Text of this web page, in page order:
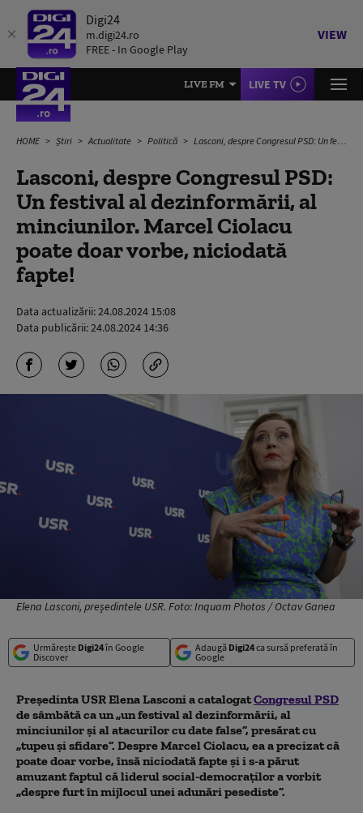
Digi24
m.digi24.ro
FREE - In Google Play
VIEW
LIVE FM LIVE TV
HOME Știri Actualitate Politică Lasconi, despre Congresul PSD: Un festival al dezinformării, al minciunilor. Marcel Ciolacu poate doar vorbe, niciodată fapte!
Lasconi, despre Congresul PSD:
Un festival al dezinformării, al
minciunilor. Marcel Ciolacu
poate doar vorbe, niciodată
fapte!
Data actualizării:24.08.2024 15:08
Data publicării:24.08.2024 14:36
Elena Lasconi, președintele USR. Foto: Inquam Photos / Octav Ganea
Urmărește Digi24în Google
Discover
Adaugă Digi24ca sursă preferată în
Google
Președinta USR Elena Lasconi a catalogatCongresul PSD
de sâmbătă ca un „un festival al dezinformării, al
minciunilor și al atacurilor cu date false”, presărat cu
„tupeu și sfidare”. Despre Marcel Ciolacu, ea a precizat că
poate doar vorbe, însă niciodată fapte și i s-a părut
amuzant faptul că liderul social-democraților a vorbit
„despre furt în mijlocul unei adunări pesediste”.